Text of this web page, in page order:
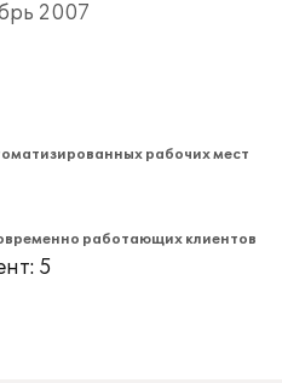
2007
рабочих мест
работающих клиентов
5